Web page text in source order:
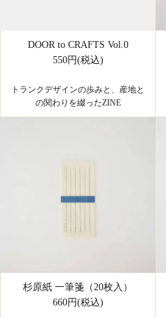
DOOR to CRAFTS Vol.0
550円(税込)
トランクデザインの歩みと、産地と
の関わりを綴ったZINE
杉原紙 一筆箋（20枚入）
660円(税込)